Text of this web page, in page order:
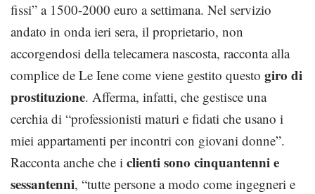
fissi” a 1500-2000 euro a settimana. Nel servizio
andato in onda ieri sera, il proprietario, non
accorgendosi della telecamera nascosta, racconta alla
complice de Le Iene come viene gestito questo giro di
prostituzione. Afferma, infatti, che gestisce una
cerchia di “professionisti maturi e fidati che usano i
miei appartamenti per incontri con giovani donne”.
Racconta anche che i clienti sono cinquantenni e
sessantenni, “tutte persone a modo come ingegneri e